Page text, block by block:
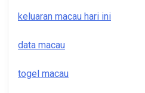
keluaran macau hari ini
data macau
togel macau